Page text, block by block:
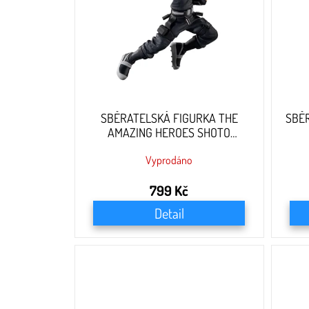
SBĚRATELSKÁ FIGURKA THE
AMAZING HEROES SHOTO
Vyprodáno
799 Kč
Detail